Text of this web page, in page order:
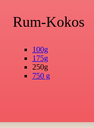
Rum-Kokos
100g
175g
250g
750 g